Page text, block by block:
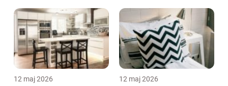
12 maj 2026 12 maj 2026